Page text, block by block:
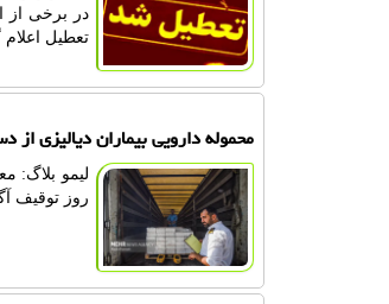
در برخی از
تعطیل اعلام
محموله دارویی بیماران دیالیزی
روز توقیف